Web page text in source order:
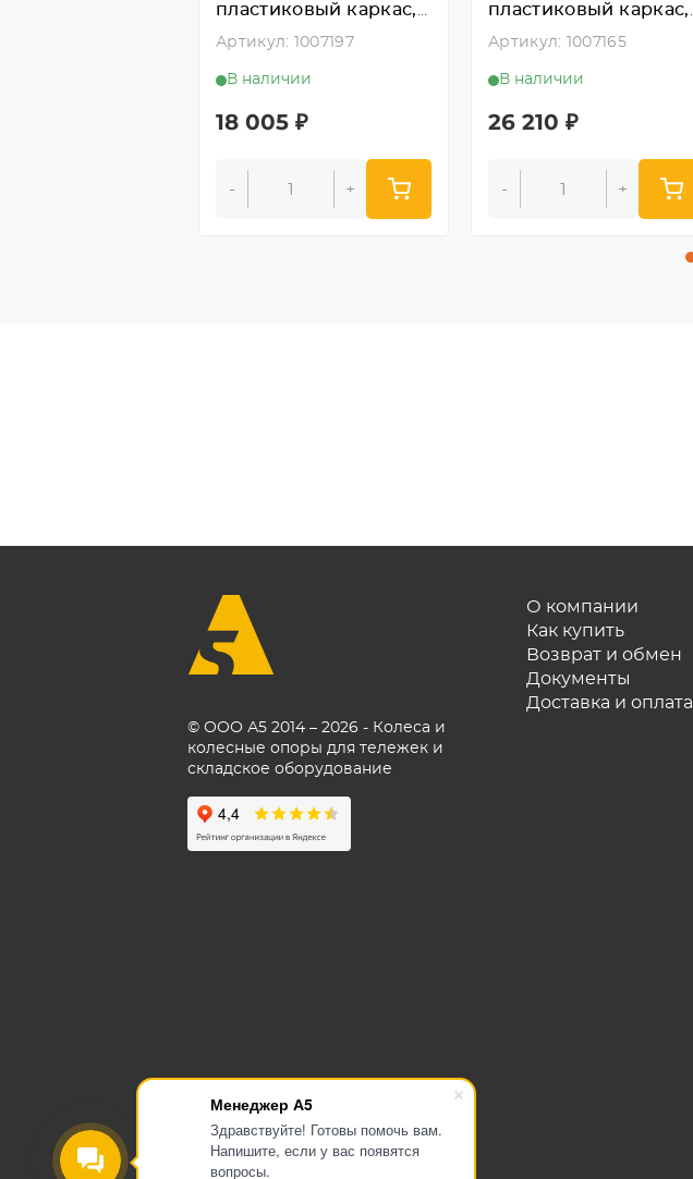
Менеджер А5
Здравствуйте! Готовы помочь вам.
Напишите, если у вас появятся
вопросы.
пластиковый каркас,
пластиковый отжим -
Артикул: 1007197
В наличии
18 005 ₽
- +
пластиковый каркас,
металлический
Артикул: 1007165
В наличии
26 210 ₽
- +
© ООО А5 2014 – 2026 - Колеса и
колесные опоры для тележек и
складское оборудование
О компании
Как купить
Возврат и обмен
Документы
Доставка и оплата
ОГРН 1145476129700
ИНН 5405503636
Согласие на обработку